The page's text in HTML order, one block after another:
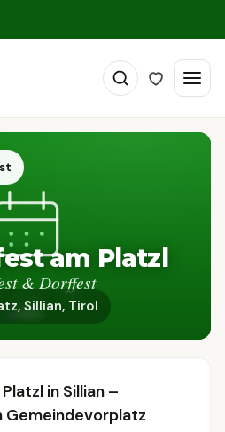
am Platzl
Sillian, Tirol
in Sillian –
Gemeindevorplatz